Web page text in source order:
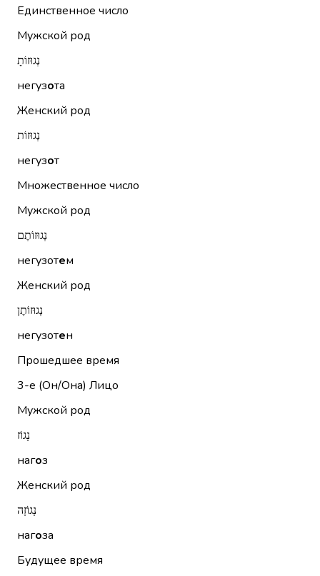
Единственное число
Мужской род
נְגוּזוֹתָ
негузота
Женский род
נְגוּזוֹת
негузот
Множественное число
Мужской род
נְגוּזוֹתֶם
негузотем
Женский род
נְגוּזוֹתֶן
негузотен
Прошедшее время
3-е (Он/Она) Лицо
Мужской род
נָגוֹז
нагоз
Женский род
נָגוֹזָה
нагоза
Будущее время